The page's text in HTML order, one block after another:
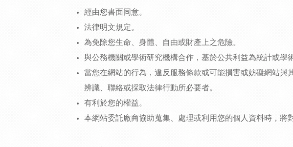
經由您書面同意。
法律明文規定。
為免除您生命、身體、自由或財產上之危險。
與公務機關或學術研究機構合作，基於公共利益為統計或學
當您在網站的行為，違反服務條款或可能損害或妨礙網站
辨識、聯絡或採取法律行動所必要者。
有利於您的權益。
本網站委託廠商協助蒐集、處理或利用您的個人資料時，將